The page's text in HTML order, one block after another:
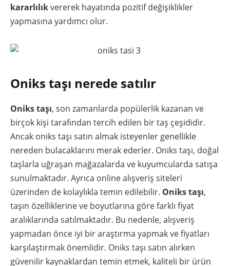
kararlılıkvererek hayatında pozitif değişiklikler
yapmasına yardımcı olur.
Oniks taşı nerede satılır
Oniks taşı, son zamanlarda popülerlik kazanan ve
birçok kişi tarafından tercih edilen bir taş çeşididir.
Ancak oniks taşı satın almak isteyenler genellikle
nereden bulacaklarını merak ederler. Oniks taşı, doğal
taşlarla uğraşan mağazalarda ve kuyumcularda satışa
sunulmaktadır. Ayrıca online alışveriş siteleri
üzerinden de kolaylıkla temin edilebilir. Oniks taşı,
taşın özelliklerine ve boyutlarına göre farklı fiyat
aralıklarında satılmaktadır. Bu nedenle, alışveriş
yapmadan önce iyi bir araştırma yapmak ve fiyatları
karşılaştırmak önemlidir. Oniks taşı satın alırken
güvenilir kaynaklardan temin etmek, kaliteli bir ürün